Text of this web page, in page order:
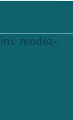
rendez-